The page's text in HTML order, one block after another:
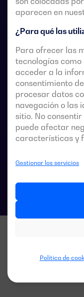
aparecen en
¿Para qué las
Para ofrecer las
tecnologías
acceder a la
consentimiento
procesar datos
navegación o las
sitio. No
puede afectar
características y
Gestionar los servicios
Política de
Permiten la
trifásicas a través
desde un
Están diseñados
alimentación de
breve interrupción
durante la